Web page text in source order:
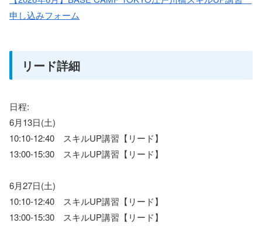
申し込みフォーム
リード詳細
日程:
6月13日(土)
10:10-12:40 スキルUP講習【リード】
13:00-15:30 スキルUP講習【リード】
6月27日(土)
10:10-12:40 スキルUP講習【リード】
13:00-15:30 スキルUP講習【リード】